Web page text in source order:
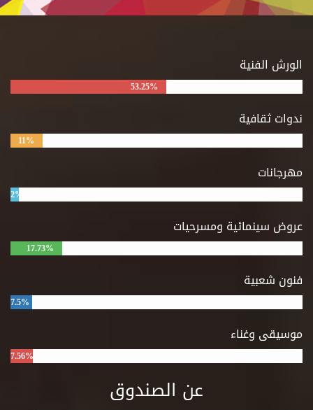
الورش الفنية
53.25%
ندوات ثقافية
11%
مهرجانات
2%
عروض سينمائية ومسرحيات
17.73%
فنون شعبية
7.5%
موسيقى وغناء
7.56%
عن الصندوق